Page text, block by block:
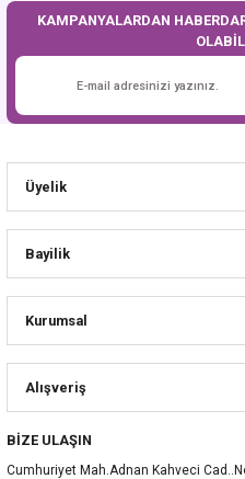
KAMPANYALARDAN
Üyelik
Bayilik
Kurumsal
Alışveriş
BİZE ULAŞIN
Cumhuriyet Mah.Adnan Kahveci